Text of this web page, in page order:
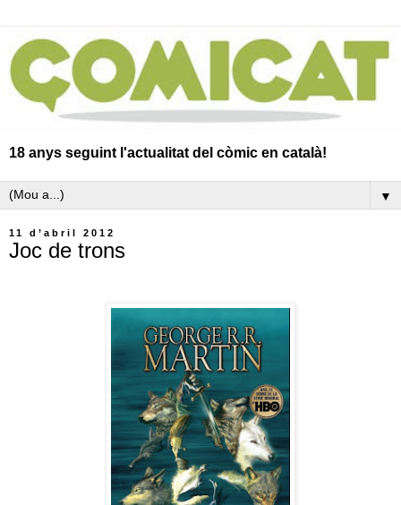
18 anys seguint l'actualitat del còmic en català!
▼
11 d’abril 2012
Joc de trons